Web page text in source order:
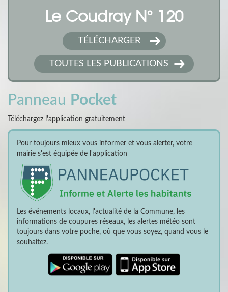
Le Coudray N° 120
TÉLÉCHARGER
TOUTES LES PUBLICATIONS
Panneau Pocket
Téléchargez l'application gratuitement
Pour toujours mieux vous informer et vous alerter, votre
mairie s'est équipée de l'application
Les événements locaux, l'actualité de la Commune, les
informations de coupures réseaux, les alertes météo sont
toujours dans votre poche, où que vous soyez, quand vous le
souhaitez.